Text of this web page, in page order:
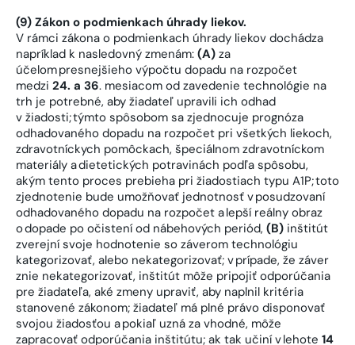
(9) Zákon o podmienkach úhrady liekov.
V rámci zákona o podmienkach úhrady liekov dochádza
napríklad k nasledovný zmenám: (A) za
účelom presnejšieho výpočtu dopadu na rozpočet
medzi 24. a 36. mesiacom od zavedenie technológie na
trh je potrebné, aby žiadateľ upravili ich odhad
v žiadosti; týmto spôsobom sa zjednocuje prognóza
odhadovaného dopadu na rozpočet pri všetkých liekoch,
zdravotníckych pomôckach, špeciálnom zdravotníckom
materiály a dietetických potravinách podľa spôsobu,
akým tento proces prebieha pri žiadostiach typu A1P; toto
zjednotenie bude umožňovať jednotnosť v posudzovaní
odhadovaného dopadu na rozpočet a lepší reálny obraz
o dopade po očistení od nábehových periód, (B) inštitút
zverejní svoje hodnotenie so záverom technológiu
kategorizovať, alebo nekategorizovať; v prípade, že záver
znie nekategorizovať, inštitút môže pripojiť odporúčania
pre žiadateľa, aké zmeny upraviť, aby naplnil kritéria
stanovené zákonom; žiadateľ má plné právo disponovať
svojou žiadosťou a pokiaľ uzná za vhodné, môže
zapracovať odporúčania inštitútu; ak tak učiní v lehote 14